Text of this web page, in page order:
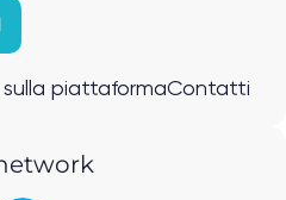
sulla piattaformaContatti